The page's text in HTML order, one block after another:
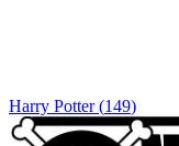
Harry Potter (149)